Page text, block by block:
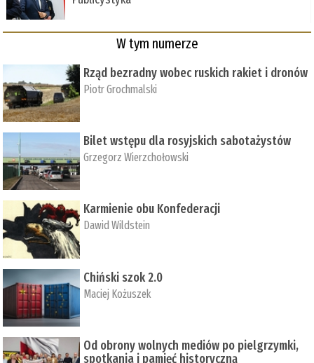
W tym numerze
Rząd bezradny wobec ruskich rakiet i dronów
Piotr Grochmalski
Bilet wstępu dla rosyjskich sabotażystów
Grzegorz Wierzchołowski
Karmienie obu Konfederacji
Dawid Wildstein
Chiński szok 2.0
Maciej Kożuszek
Od obrony wolnych mediów po pielgrzymki,
spotkania i pamięć historyczną